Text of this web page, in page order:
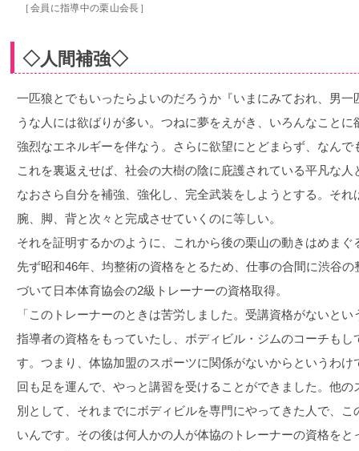
［会員に指導中の栗山会長］
◇人間補強◇
一匹狼とでもいったらよいのだろうか『いまにみておれ、男
うな人には欲ばりが多い。つねに夢をえがき、いろんなこと
強烈なエネルギーを伴なう。さらに欲望にとどまらず、なん
これを裏返えせば、社会の大樹の陰に庇護されている平凡な
なおさら自分を補強、強化し、完全武装をしようとする。そ
腕、脚、背と次々と完成させていくのに等しい。
それを証明するかのように、これから後の栗山の動きはめまぐ
先ず昭和46年、均整術の資格をとるため、仕事の合間に渋谷
づいて日本体育協会の2級トレーナーの資格取得。
「このトレーナーのときは苦労しました。受講資格がないと
指導者の資格をもっていたし、ボディビル・ジムのコーチも
す。つまり、体協加盟のスポーツに関係がないからというわ
回も足を運んで、やっと講習を受けることができました。他
別として、それまでにボディビルを専門にやってきた人で、
いんです。その後は何人かの人が体協のトレーナーの資格を